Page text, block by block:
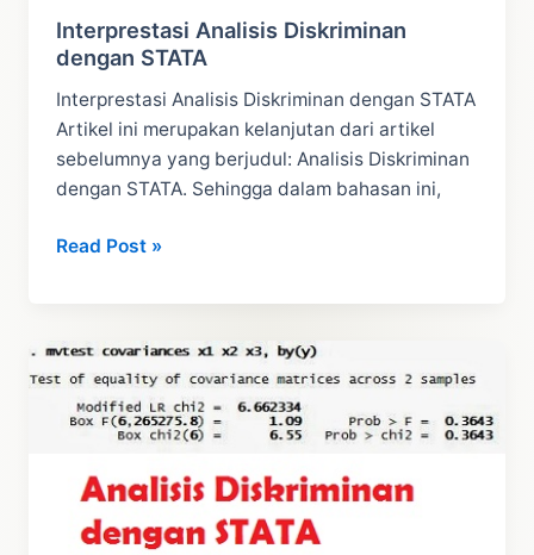
Interprestasi Analisis Diskriminan
dengan STATA
Interprestasi Analisis Diskriminan dengan STATA
Artikel ini merupakan kelanjutan dari artikel
sebelumnya yang berjudul: Analisis Diskriminan
dengan STATA. Sehingga dalam bahasan ini,
Interprestasi
Diskriminan
STATA
Read Post »